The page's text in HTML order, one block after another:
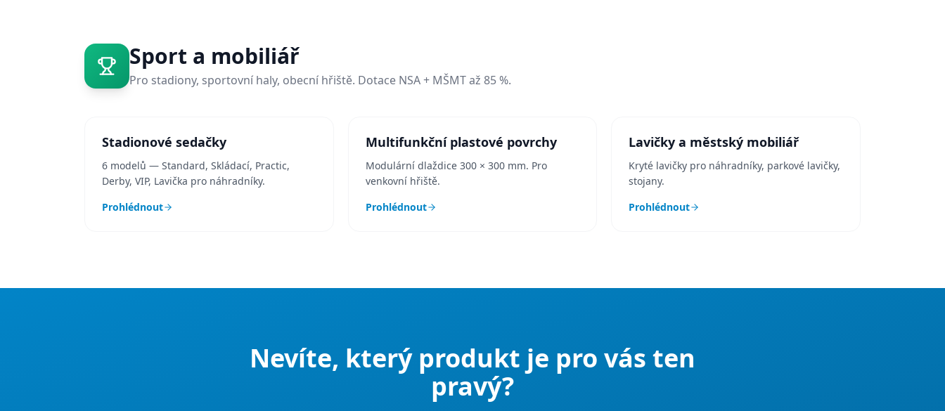
Sport a mobiliář
Pro stadiony, sportovní haly, obecní hřiště. Dotace NSA + MŠMT až 85 %.
Stadionové sedačky
6 modelů — Standard, Skládací, Practic,
Derby, VIP, Lavička pro náhradníky.
Prohlédnout
Multifunkční plastové povrchy
Modulární dlaždice 300 × 300 mm. Pro
venkovní hřiště.
Prohlédnout
Lavičky a městský mobiliář
Kryté lavičky pro náhradníky, parkové lavičky,
stojany.
Prohlédnout
Nevíte, který produkt je pro vás ten
pravý?